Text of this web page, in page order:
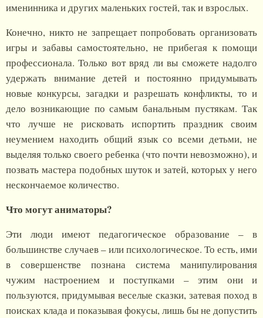
именинника и других маленьких гостей, так и взрослых.
Конечно, никто не запрещает попробовать организовать
игры и забавы самостоятельно, не прибегая к помощи
профессионала. Только вот вряд ли вы сможете надолго
удержать внимание детей и постоянно придумывать
новые конкурсы, загадки и разрешать конфликты, то и
дело возникающие по самым банальным пустякам. Так
что лучше не рисковать испортить праздник своим
неумением находить общий язык со всеми детьми, не
выделяя только своего ребенка (что почти невозможно), и
позвать мастера подобных шуток и затей, которых у него
нескончаемое количество.
Что могут аниматоры?
Эти люди имеют педагогическое образование – в
большинстве случаев – или психологическое. То есть, ими
в совершенстве познана система манипулирования
чужим настроением и поступками – этим они и
пользуются, придумывая веселые сказки, затевая поход в
поисках клада и показывая фокусы, лишь бы не допустить